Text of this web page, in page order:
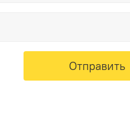
Отправить